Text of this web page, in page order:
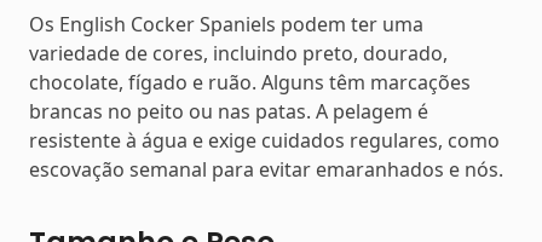
Os English Cocker Spaniels podem ter uma
variedade de cores, incluindo preto, dourado,
chocolate, fígado e ruão. Alguns têm marcações
brancas no peito ou nas patas. A pelagem é
resistente à água e exige cuidados regulares, como
escovação semanal para evitar emaranhados e nós.